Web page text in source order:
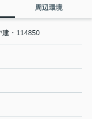
周辺環境
建・114850